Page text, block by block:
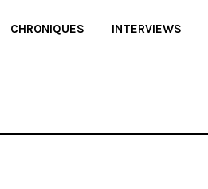
CHRONIQUES INTERVIEWS